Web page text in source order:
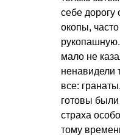
себе дорогу
окопы,
мало не
ненавидели
все:
готовы были
страха
тому